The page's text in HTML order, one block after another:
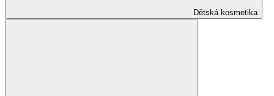
Dětská kosmetika